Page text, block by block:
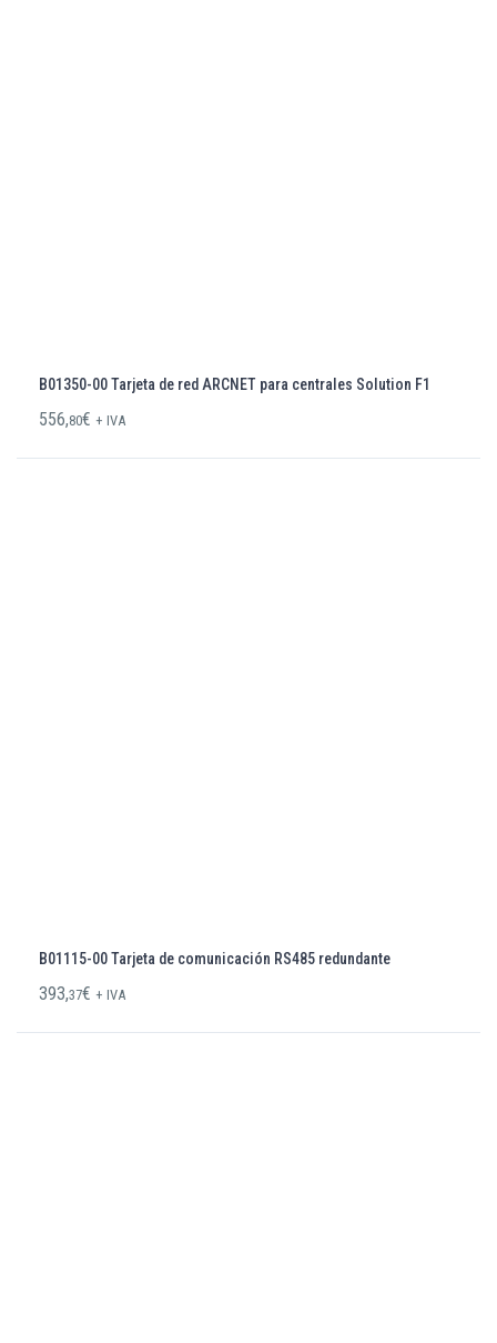
B01350-00 Tarjeta de red ARCNET para centrales Solution F1
556,80€ + IVA
B01115-00 Tarjeta de comunicación RS485 redundante
393,37€ + IVA